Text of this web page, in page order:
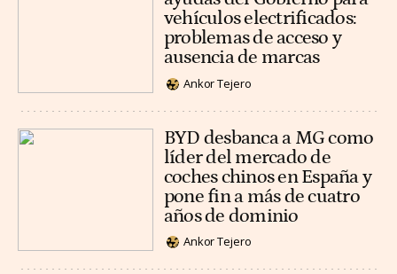
vehículos electrificados:
problemas de acceso y
ausencia de marcas
Ankor Tejero
BYD desbanca a MG como
líder del mercado de
coches chinos en España y
pone fin a más de cuatro
años de dominio
Ankor Tejero